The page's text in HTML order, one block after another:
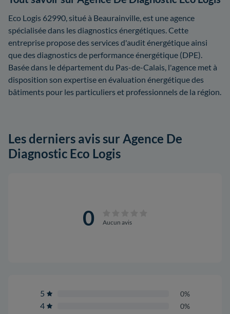
Eco Logis 62990, situé à Beaurainville, est une agence
spécialisée dans les diagnostics énergétiques. Cette
entreprise propose des services d'audit énergétique ainsi
que des diagnostics de performance énergétique (DPE).
Basée dans le département du Pas-de-Calais, l'agence met à
disposition son expertise en évaluation énergétique des
bâtiments pour les particuliers et professionnels de la région.
Les derniers avis sur Agence De
Diagnostic Eco Logis
0 Aucun avis
5 0%
4 0%